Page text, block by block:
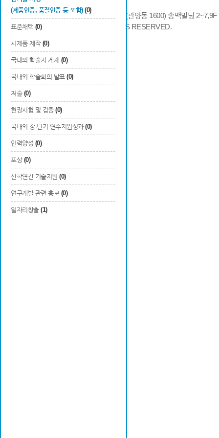
(제품인증, 품질인증 등 포함) (0)
표준채택 (0)
시제품 제작 (0)
국내외 학술지 게재 (0)
국내외 학술회의 발표 (0)
저술 (0)
현장시험 및 검증 (0)
국내외 장·단기 연수지원성과 (0)
인력양성 (0)
포상 (0)
산학연간 기술지원 (0)
연구개발 관련 홍보 (0)
일자리창출 (1)
14066 경기도 안양시 동안구 시민대로 286 (관양동 1600) 송백빌딩
COPYRIGHTS © 2014 KAIA, ALL RIGHTS RESERVED.